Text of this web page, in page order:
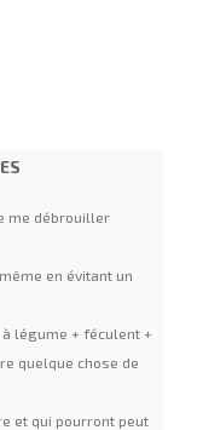
me débrouiller
en évitant un
à légume + féculent +
quelque chose de
et qui pourront peut